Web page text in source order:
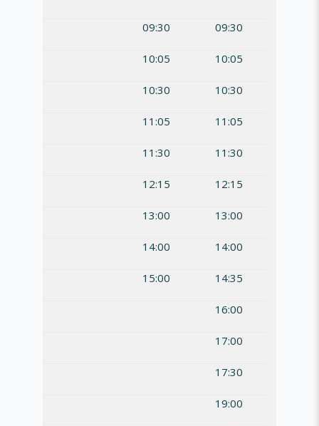
09:30
09:30
10:05
10:05
10:30
10:30
11:05
11:05
11:30
11:30
12:15
12:15
13:00
13:00
14:00
14:00
14:35
15:00
16:00
17:00
17:30
19:00